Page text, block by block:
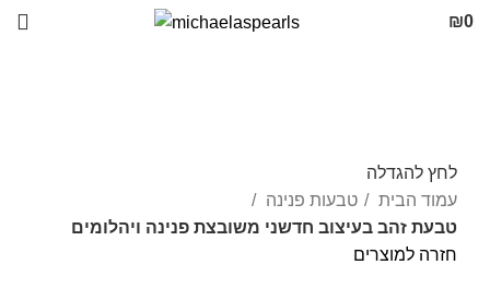
₪0
לחץ להגדלה
עמוד הבית
טבעות פנינה
טבעת זהב בעיצוב חדשני משובצת פנינה ויהלומים
חזרה למוצרים